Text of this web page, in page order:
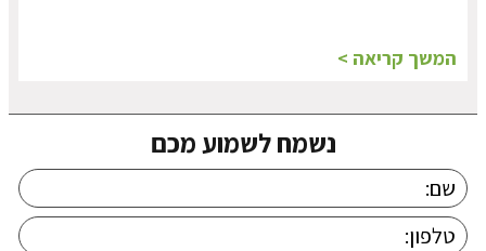
המשך קריאה >
נשמח לשמוע מכם